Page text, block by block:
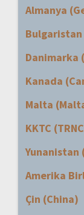
Almanya
Danimarka
Kanada
Malta
KKTC
Yunanistan
Amerika
Çin (China)